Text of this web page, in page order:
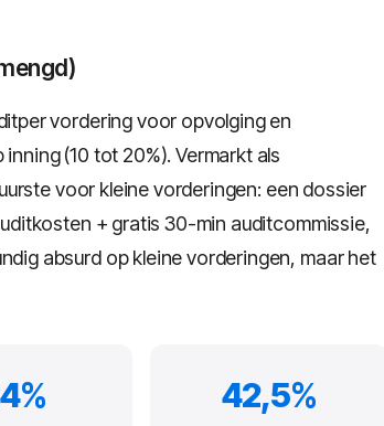
vordering voor opvolging en
(10 tot 20%). Vermarkt als
voor kleine vorderingen: een dossier
+ gratis 30-min auditcommissie,
absurd op kleine vorderingen, maar het
42,5%